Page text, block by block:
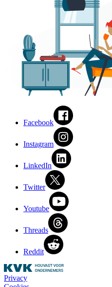
Facebook
Instagram
LinkedIn
Twitter
Youtube
Threads
Reddit
Privacy